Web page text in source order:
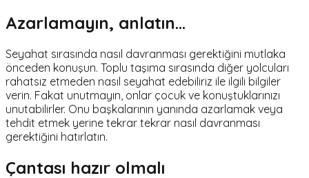
Azarlamayın, anlatın…
Seyahat sırasında nasıl davranması gerektiğini mutlaka
önceden konuşun. Toplu taşıma sırasında diğer yolcuları
rahatsız etmeden nasıl seyahat edebiliriz ile ilgili bilgiler
verin. Fakat unutmayın, onlar çocuk ve konuştuklarınızı
unutabilirler. Onu başkalarının yanında azarlamak veya
tehdit etmek yerine tekrar tekrar nasıl davranması
gerektiğini hatırlatın.
Çantası hazır olmalı